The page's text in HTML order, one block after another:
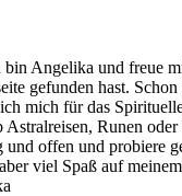
Angelika und freue
gefunden hast.
mich für das
Astralreisen, Runen
offen und probiere
viel Spaß auf